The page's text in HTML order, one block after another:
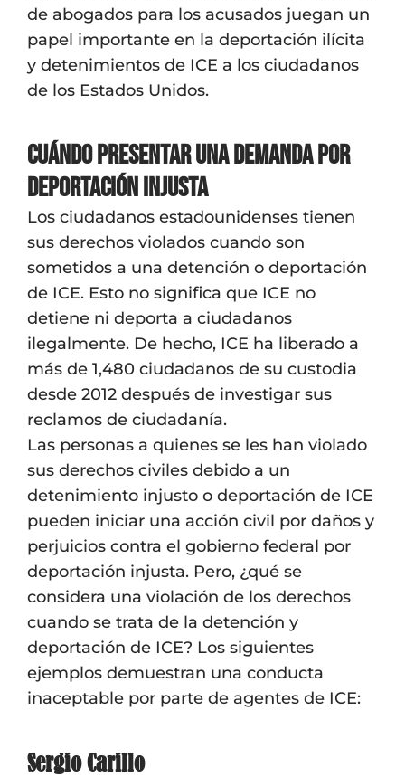
de abogados para los acusados juegan un
papel importante en la deportación ilícita
y detenimientos de ICE a los ciudadanos
de los Estados Unidos.
Cuándo Presentar Una Demanda Por
Deportación Injusta
Los ciudadanos estadounidenses tienen
sus derechos violados cuando son
sometidos a una detención o deportación
de ICE. Esto no significa que ICE no
detiene ni deporta a ciudadanos
ilegalmente. De hecho, ICE ha liberado a
más de 1,480 ciudadanos de su custodia
desde 2012 después de investigar sus
reclamos de ciudadanía.
Las personas a quienes se les han violado
sus derechos civiles debido a un
detenimiento injusto o deportación de ICE
pueden iniciar una acción civil por daños y
perjuicios contra el gobierno federal por
deportación injusta. Pero, ¿qué se
considera una violación de los derechos
cuando se trata de la detención y
deportación de ICE? Los siguientes
ejemplos demuestran una conducta
inaceptable por parte de agentes de ICE:
Sergio Carillo